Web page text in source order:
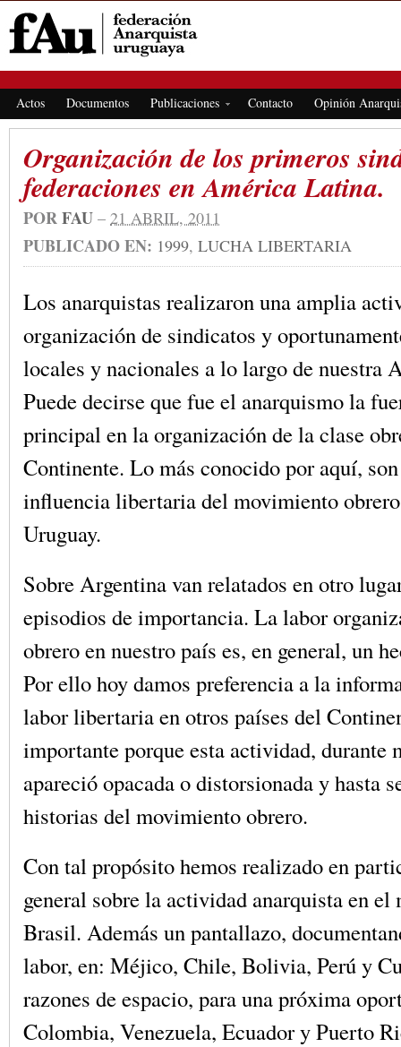
Actos Documentos Publicaciones Contacto Opinión
Organización de los primeros
federaciones en América Latina.
PORFAU – 21 ABRIL, 2011
PUBLICADO EN: 1999, LUCHA LIBERTARIA
Los anarquistas realizaron una amplia
organización de sindicatos y
locales y nacionales a lo largo de nuestra
Puede decirse que fue el anarquismo la
principal en la organización de la clase
Continente. Lo más conocido por aquí,
influencia libertaria del movimiento
Uruguay.
Sobre Argentina van relatados en otro
episodios de importancia. La labor
obrero en nuestro país es, en general, un
Por ello hoy damos preferencia a la
labor libertaria en otros países del
importante porque esta actividad, durante
apareció opacada o distorsionada y hasta
historias del movimiento obrero.
Con tal propósito hemos realizado en
general sobre la actividad anarquista en el
Brasil. Además un pantallazo,
labor, en: Méjico, Chile, Bolivia, Perú y
razones de espacio, para una próxima
Colombia, Venezuela, Ecuador y Puerto